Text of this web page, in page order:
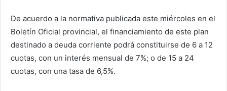
De acuerdo a la normativa publicada este miércoles en el
Boletín Oficial provincial, el financiamiento de este plan
destinado a deuda corriente podrá constituirse de 6 a 12
cuotas, con un interés mensual de 7%; o de 15 a 24
cuotas, con una tasa de 6,5%.